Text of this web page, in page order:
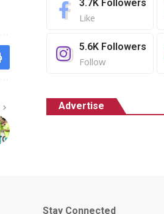
3.7K Followers
Like
5.6K Followers
Follow
Advertise
Stay Connected